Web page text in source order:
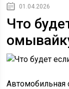
01.04.2026
Что
Автомобильная